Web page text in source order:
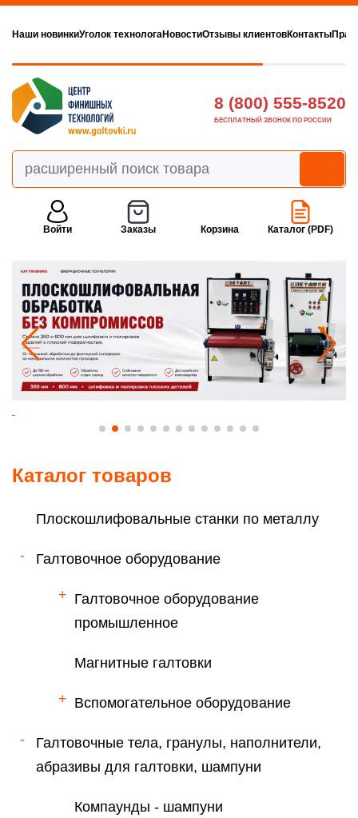
Наши новинкиУголок технологаНовостиОтзывы клиентовКонтакты
8 (800) 555-8520
БЕСПЛАТНЫЙ ЗВОНОК ПО РОССИИ
Войти Заказы Корзина Каталог (PDF)
Каталог товаров
Плоскошлифовальные станки по металлу
Галтовочное оборудование
Галтовочное оборудование
промышленное
Магнитные галтовки
Вспомогательное оборудование
Галтовочные тела, гранулы, наполнители,
абразивы для галтовки, шампуни
Компаунды - шампуни